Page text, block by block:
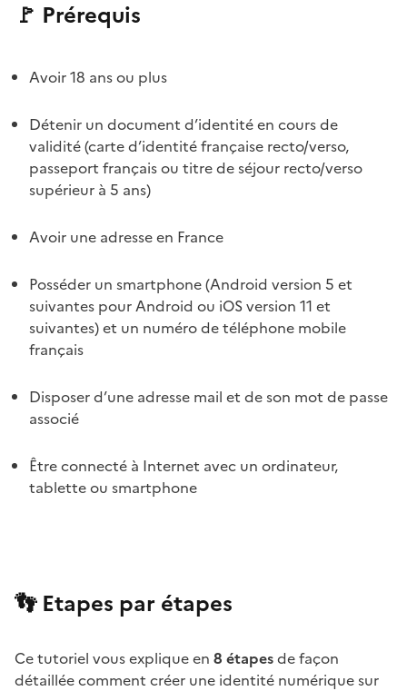
🚩 Prérequis
Avoir 18 ans ou plus
Détenir un document d’identité en cours de
validité (carte d’identité française recto/verso,
passeport français ou titre de séjour recto/verso
supérieur à 5 ans)
Avoir une adresse en France
Posséder un smartphone (Android version 5 et
suivantes pour Android ou iOS version 11 et
suivantes) et un numéro de téléphone mobile
français
Disposer d’une adresse mail et de son mot de passe
associé
Être connecté à Internet avec un ordinateur,
tablette ou smartphone
👣 Etapes par étapes
Ce tutoriel vous explique en 8 étapesde façon
détaillée comment créer une identité numérique sur